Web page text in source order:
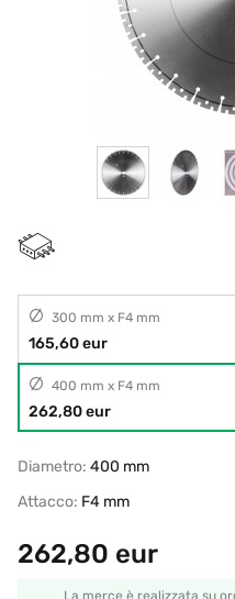
300 mm x F4 mm
165,60 eur
400 mm x F4 mm
262,80 eur
Diametro: 400 mm
Attacco: F4 mm
262,80 eur
La merce è realizzata su